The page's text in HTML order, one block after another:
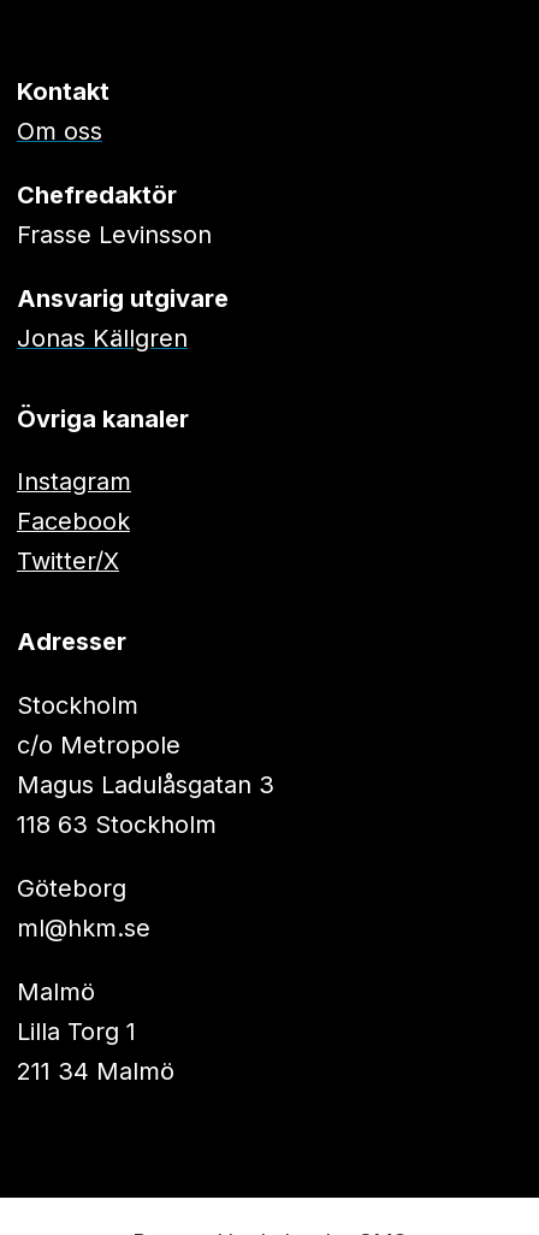
Kontakt
Om oss
Chefredaktör
Frasse Levinsson
Ansvarig utgivare
Jonas Källgren
Övriga kanaler
Instagram
Facebook
Twitter/X
Adresser
Stockholm
c/o Metropole
Magus Ladulåsgatan 3
118 63 Stockholm
Göteborg
ml@hkm.se
Malmö
Lilla Torg 1
211 34 Malmö